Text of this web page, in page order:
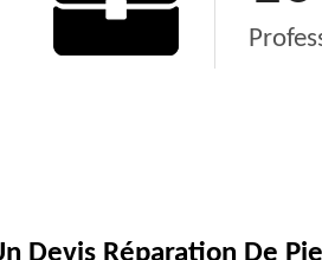
Devis Réparation De